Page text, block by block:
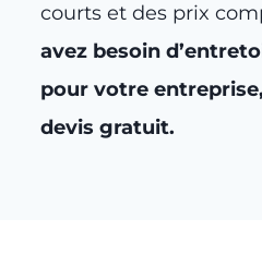
courts et des prix
avez besoin
pour votre
devis gratuit.